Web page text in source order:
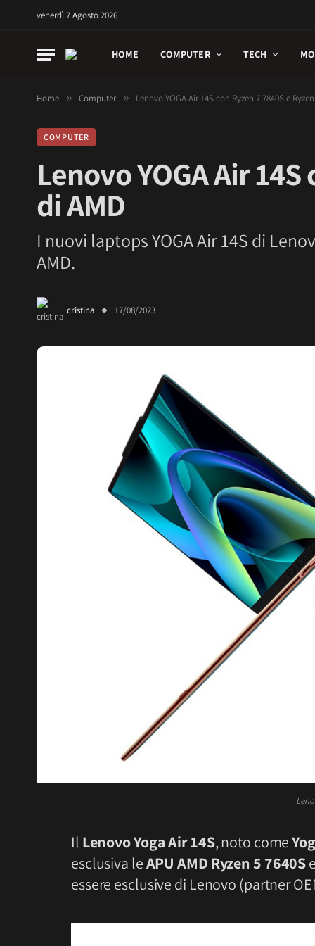
venerdì 7 Agosto 2026
HOME COMPUTER TECH
Home » Computer » Lenovo YOGA Air 14S con Ryzen 7 7840S e
COMPUTER
Lenovo YOGA Air
di AMD
I nuovi laptops YOGA Air 14S di
AMD.
cristina 17/08/2023
Il Lenovo Yoga Air 14S, noto come
esclusiva leAPU AMD Ryzen 5 7640S
essere esclusive di Lenovo (partner